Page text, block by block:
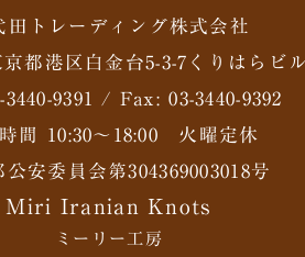
田トレーディング株式会社
京都港区白金台5-3-7くりはらビ
9391 / Fax: 03-3440-9392
間 10:30〜18:00 火曜定休
公安委員会第304369003018号
Miri Iranian Knots
ミーリー工房